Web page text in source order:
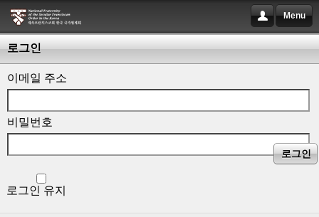
Menu
로그인
이메일 주소
비밀번호
로그인 유지
로그인